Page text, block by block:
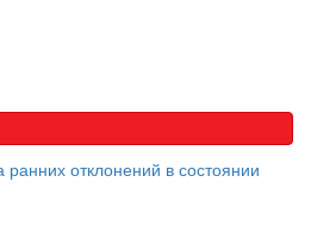
отклонений в состоянии